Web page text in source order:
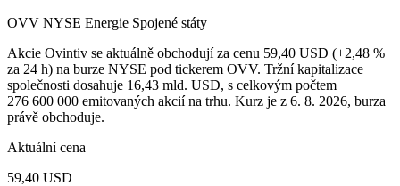
OVV NYSE Energie Spojené státy
Akcie Ovintiv se aktuálně obchodují za cenu 59,40 USD (+2,48 %
za 24 h) na burze NYSE pod tickerem OVV. Tržní kapitalizace
společnosti dosahuje 16,43 mld. USD, s celkovým počtem
276 600 000 emitovaných akcií na trhu. Kurz je z 6. 8. 2026, burza
právě obchoduje.
Aktuální cena
59,40 USD